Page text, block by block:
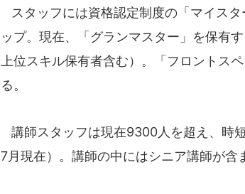
スタッフには資格認定制度の「マイス
ップ。現在、「グランマスター」を保有
上位スキル保有者含む）。「フロントス
る。
講師スタッフは現在9300人を超え、時
7月現在）。講師の中にはシニア講師が含